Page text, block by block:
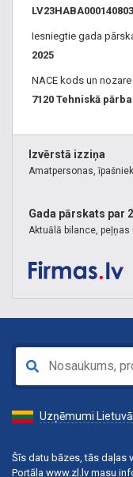
Iesniegtie gada
2025
NACE kods un nozare
7120 Tehniskā
Izvērstā izziņa
Amatpersonas,
Gada pārskats par
Aktuālā bilance,
Uzņēmumi Lietuvā
Šīs datu bāzes, tās daļas
Portāla www.zl.lv masu